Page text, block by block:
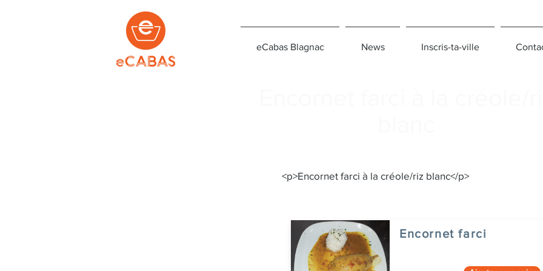
eCabas Blagnac News Inscris-ta-ville
<p>Encornet farci à la créole/riz blanc</p>
Encornet farci